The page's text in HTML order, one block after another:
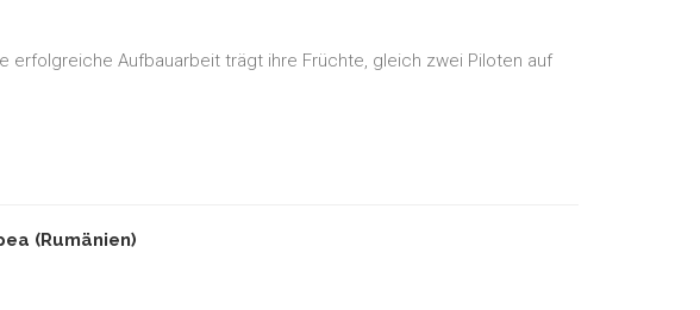
erfolgreiche Aufbauarbeit trägt ihre Früchte, gleich zwei Piloten auf
(Rumänien)